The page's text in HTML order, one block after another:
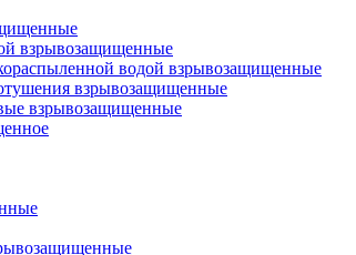
взрывозащищенные
водой взрывозащищенные
взрывозащищенные
взрывозащищенные